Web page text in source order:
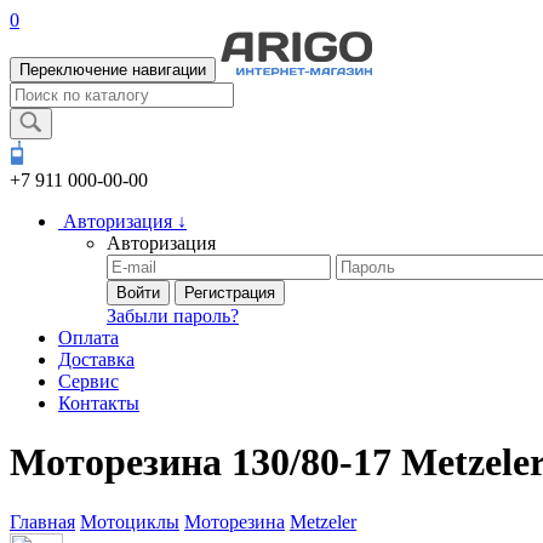
0
Переключение навигации
+7 911 000-00-00
Авторизация ↓
Авторизация
Войти Регистрация
Забыли пароль?
Оплата
Доставка
Сервис
Контакты
Моторезина 130/80-17
Главная Мотоциклы Моторезина Metzeler